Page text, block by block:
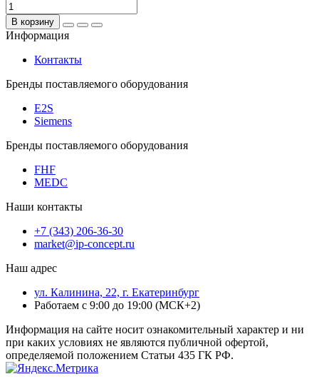
В корзину
Информация
Контакты
Бренды поставляемого оборудования
E2S
Siemens
Бренды поставляемого оборудования
FHF
MEDC
Наши контакты
+7 (343) 206-36-30
market@ip-concept.ru
Наш адрес
ул. Калинина, 22, г. Екатеринбург
Работаем с 9:00 до 19:00 (МСК+2)
Информация на сайте носит ознакомительный характер и ни
при каких условиях не являются публичной офертой,
определяемой положением Статьи 435 ГК РФ.